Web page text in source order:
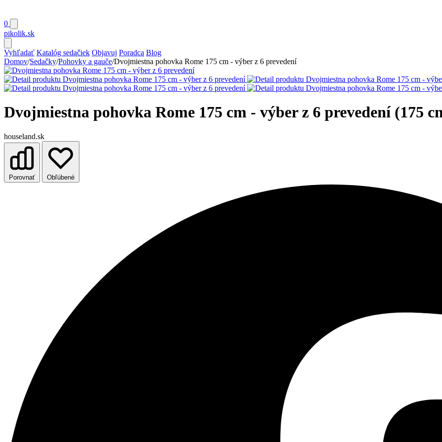
0
pikolik.sk
Vyhľadať Katalóg sedačiek Objavuj Poradca Blog
Domov/Sedačky/Pohovky a gauče/Dvojmiestna pohovka Rome 175 cm - výber z 6 prevedení
Dvojmiestna pohovka Rome 175 cm - výber z 6 prevedení (175
houseland.sk
Porovnať Obľúbené